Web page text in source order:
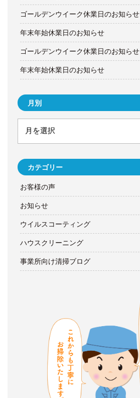
ゴールデンウイーク休業日のお知らせ
年末年始休業日のお知らせ
ゴールデンウイーク休業日のお知らせ
年末年始休業日のお知らせ
月別
カテゴリー
お客様の声
お知らせ
ウイルスコーティング
ハウスクリーニング
事業所向け清掃ブログ